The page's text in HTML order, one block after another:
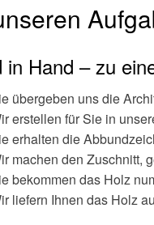
in Hand – zu
übergeben uns die
erstellen für Sie in
erhalten die
machen den Zuschnitt,
bekommen das Holz
liefern Ihnen das Holz